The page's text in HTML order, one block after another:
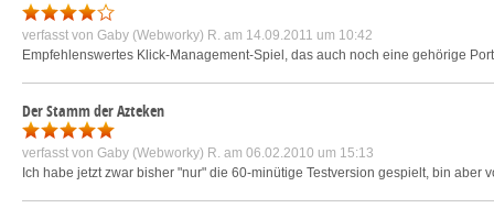
verfasst von Gaby (Webworky) R. am 14.09.2011 um 10:42
Empfehlenswertes Klick-Management-Spiel, das auch noch eine gehörige
Der Stamm der Azteken
verfasst von Gaby (Webworky) R. am 06.02.2010 um 15:13
Ich habe jetzt zwar bisher "nur" die 60-minütige Testversion gespielt, bin